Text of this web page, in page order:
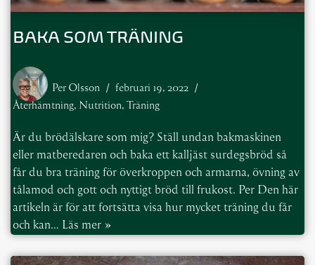
BAKA SOM TRÄNING
Per Olsson
februari 19, 2022
Återhämtning, Nutrition, Träning
Är du brödälskare som mig? Ställ undan bakmaskinen
eller matberedaren och baka ett kalljäst surdegsbröd så
får du bra träning för överkroppen och armarna, övning av
tålamod och gott och nyttigt bröd till frukost. Per Den här
artikeln är för att fortsätta visa hur mycket träning du får
och kan… Läs mer »